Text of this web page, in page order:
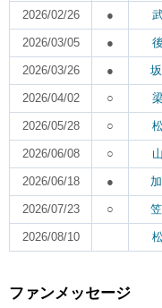
2026/02/26 ●
2026/03/05 ●
2026/03/26 ●
2026/04/02 ○
2026/05/28 ○
2026/06/08 ○
2026/06/18 ●
2026/07/23 ○
2026/08/10
ファンメッセージ